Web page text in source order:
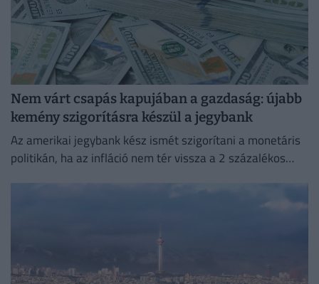
Nem várt csapás kapujában a gazdaság: újabb
kemény szigorításra készül a jegybank
Az amerikai jegybank kész ismét szigorítani a monetáris
politikán, ha az infláció nem tér vissza a 2 százalékos